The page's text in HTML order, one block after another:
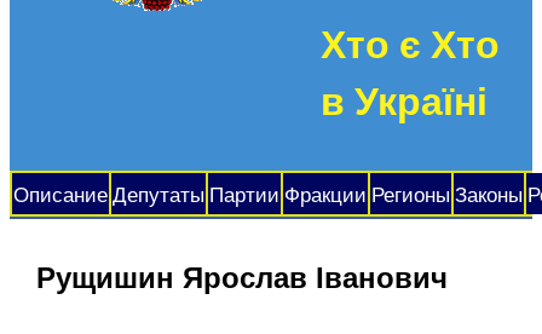
Хто є Хто
в Україні
Описание Депутаты Партии Фракции Регионы Законы
Рущишин Ярослав Іванович